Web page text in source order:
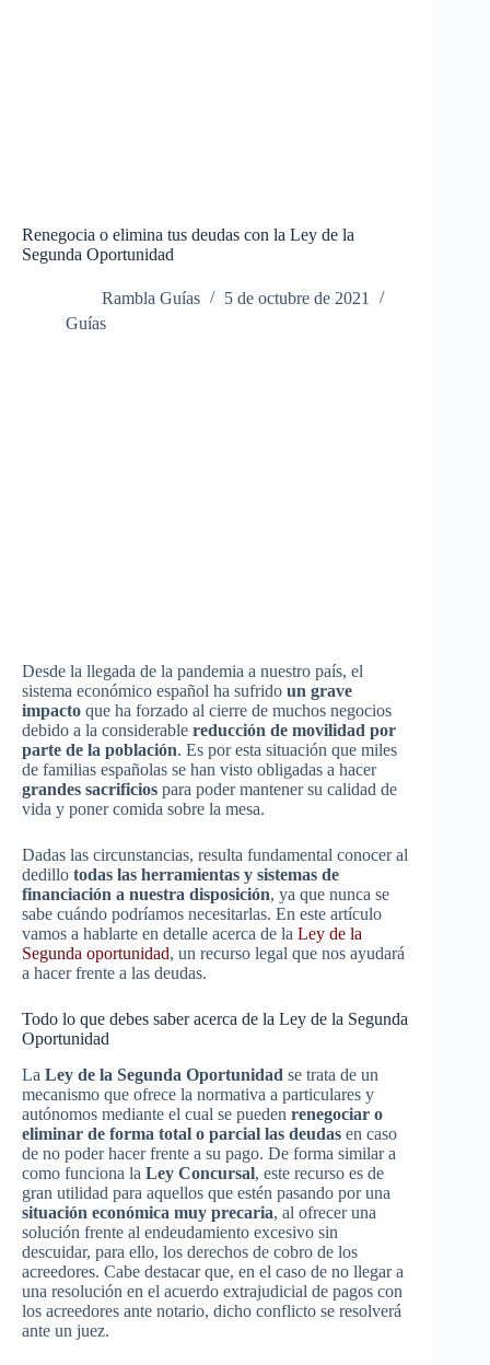
Renegocia o elimina tus deudas con la Ley de la
Segunda Oportunidad
Rambla Guías
5 de octubre de 2021
Guías
Desde la llegada de la pandemia a nuestro país, el
sistema económico español ha sufrido un grave
impacto que ha forzado al cierre de muchos negocios
debido a la considerable reducción de movilidad por
parte de la población. Es por esta situación que miles
de familias españolas se han visto obligadas a hacer
grandes sacrificios para poder mantener su calidad de
vida y poner comida sobre la mesa.
Dadas las circunstancias, resulta fundamental conocer al
dedillo todas las herramientas y sistemas de
financiación a nuestra disposición, ya que nunca se
sabe cuándo podríamos necesitarlas. En este artículo
vamos a hablarte en detalle acerca de la Ley de la
Segunda oportunidad, un recurso legal que nos ayudará
a hacer frente a las deudas.
Todo lo que debes saber acerca de la Ley de la Segunda
Oportunidad
La Ley de la Segunda Oportunidad se trata de un
mecanismo que ofrece la normativa a particulares y
autónomos mediante el cual se pueden renegociar o
eliminar de forma total o parcial las deudas en caso
de no poder hacer frente a su pago. De forma similar a
como funciona la Ley Concursal, este recurso es de
gran utilidad para aquellos que estén pasando por una
situación económica muy precaria, al ofrecer una
solución frente al endeudamiento excesivo sin
descuidar, para ello, los derechos de cobro de los
acreedores. Cabe destacar que, en el caso de no llegar a
una resolución en el acuerdo extrajudicial de pagos con
los acreedores ante notario, dicho conflicto se resolverá
ante un juez.